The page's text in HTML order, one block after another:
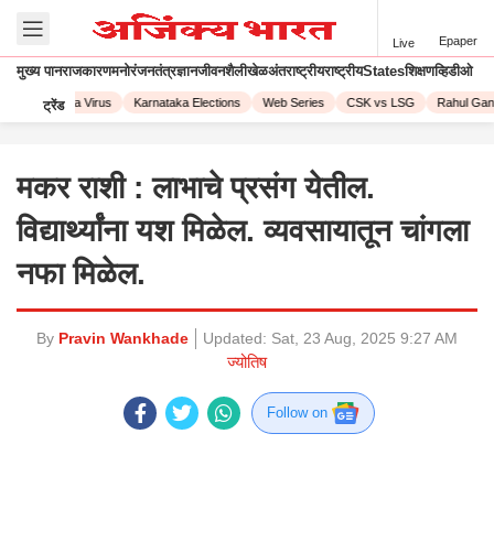
Live Epaper
मुख्य पानराजकारणमनोरंजनतंत्रज्ञानजीवनशैलीखेळअंतराष्ट्रीयराष्ट्रीयStatesशिक्षणव्हिडीओ
ट्रेंड
Corona Virus Karnataka Elections Web Series CSK vs LSG Rahul
मकर राशी : लाभाचे प्रसंग येतील.
विद्यार्थ्यांना यश मिळेल. व्यवसायातून चांगला
नफा मिळेल.
By Pravin Wankhade Updated: Sat, 23 Aug, 2025 9:27 AM
ज्योतिष
Follow on